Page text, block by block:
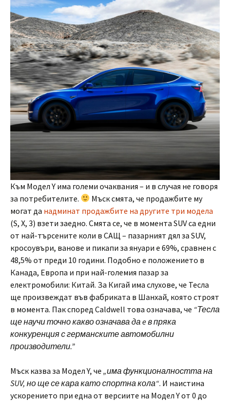
Към Модел Y има големи очаквания – и в случая не говоря
за потребителите.
Мъск смята, че продажбите му
могат да надминат продажбите на другите три модела
(S, X, 3) взети заедно. Смята се, че в момента SUV са едни
от най-търсените коли в САЩ – пазарният дял за SUV,
кросоувъри, ванове и пикапи за януари е 69%, сравнен с
48,5% от преди 10 години. Подобно е положението в
Канада, Европа и при най-големия пазар за
електромобили: Китай. За Кигай има слухове, че Тесла
ще произвеждат във фабриката в Шанхай, която строят
в момента. Пак според Caldwell това означава, че “Тесла
ще научи точно какво означава да e в пряка
конкуренция с германските автомобилни
производители.”
Мъск казва за Модел Y, че „има функционалността на
SUV, но ще се кара като спортна кола“. И наистина
ускорението при една от версиите на Модел Y от 0 до